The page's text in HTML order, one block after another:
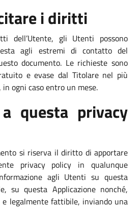
i diritti
dell’Utente, gli Utenti possono
agli estremi di contatto del
documento. Le richieste sono
e evase dal Titolare nel più
ogni caso entro un mese.
questa privacy
si riserva il diritto di apportare
privacy policy in qualunque
agli Utenti su questa
su questa Applicazione nonché,
legalmente fattibile, inviando una